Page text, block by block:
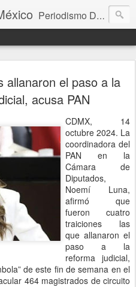
Periodismo Digital
allanaron el paso a la
acusa PAN
CDMX, 14
octubre 2024. La
coordinadora del
PAN en la
Cámara de
Diputados,
Noemí Luna,
afirmó que
fueron cuatro
traiciones las
que allanaron el
paso a la
reforma judicial,
de este fin de semana en el
464 magistrados de circuito